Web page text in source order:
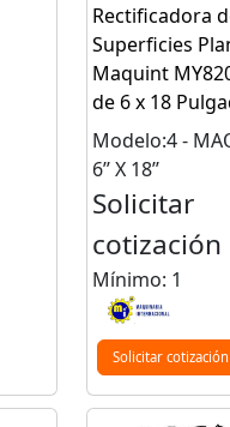
Rectificadora
Superficies
Maquint
de 6 x 18
Modelo:4 -
6’’ X 18’’
Solicitar
cotización
Mínimo: 1
Solicitar cotización